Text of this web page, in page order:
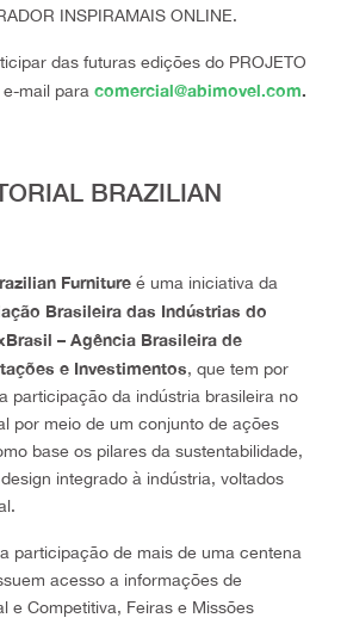
INSPIRAMAIS ONLINE.
das futuras edições do PROJETO
e-mail para comercial@abimovel.com.
BRAZILIAN
Furniture é uma iniciativa da
Brasileira das Indústrias do
– Agência Brasileira de
e Investimentos, que tem por
participação da indústria brasileira no
por meio de um conjunto de ações
base os pilares da sustentabilidade,
integrado à indústria, voltados
participação de mais de uma centena
acesso a informações de
e Competitiva, Feiras e Missões